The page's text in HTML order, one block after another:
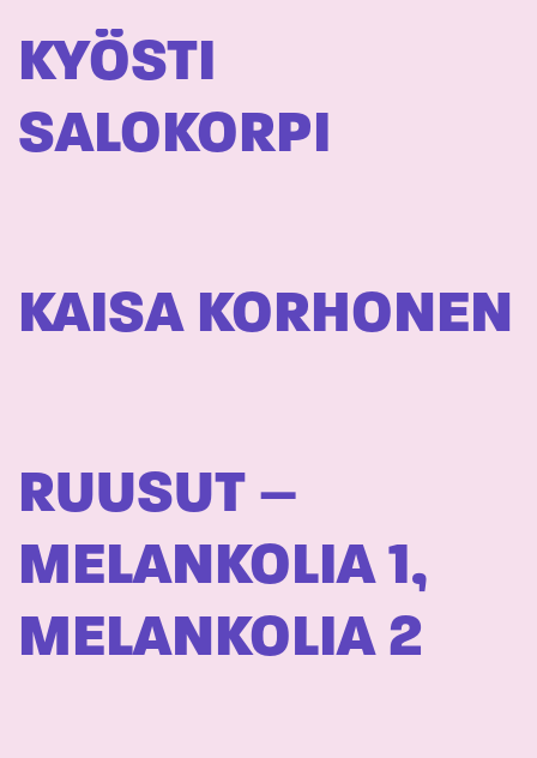
KYÖSTI
SALOKORPI
KAISA KORHONEN
RUUSUT –
MELANKOLIA 1,
MELANKOLIA 2